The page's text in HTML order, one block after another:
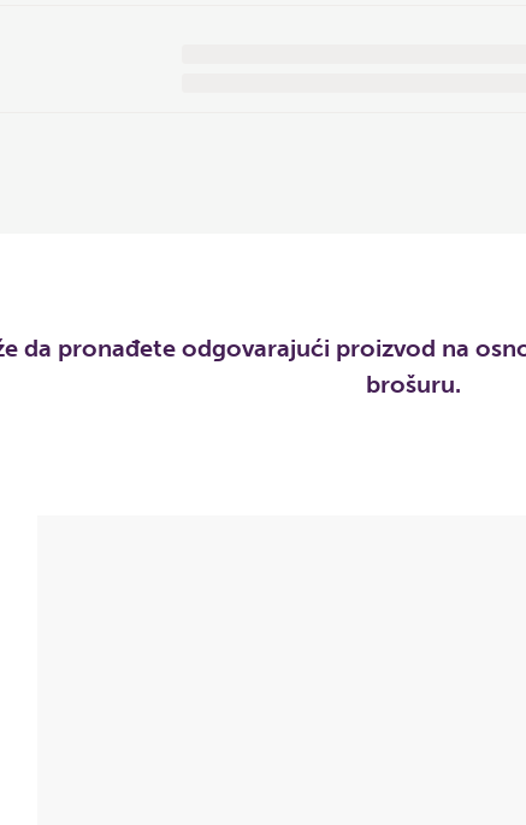
da pronađete odgovarajući proizvod na
brošuru.